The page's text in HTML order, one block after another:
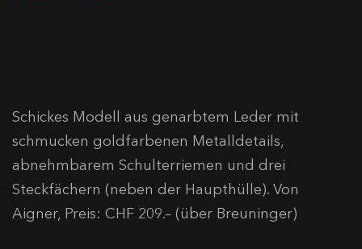
Schickes Modell aus genarbtem Leder mit
schmucken goldfarbenen Metalldetails,
abnehmbarem Schulterriemen und drei
Steckfächern (neben der Haupthülle). Von
Aigner, Preis: CHF 209.– (über Breuninger)